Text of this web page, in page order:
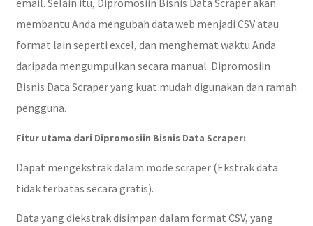
email. Selain itu, Dipromosiin Bisnis Data Scraper akan
membantu Anda mengubah data web menjadi CSV atau
format lain seperti excel, dan menghemat waktu Anda
daripada mengumpulkan secara manual. Dipromosiin
Bisnis Data Scraper yang kuat mudah digunakan dan ramah
pengguna.
Fitur utama dari Dipromosiin Bisnis Data Scraper:
Dapat mengekstrak dalam mode scraper (Ekstrak data
tidak terbatas secara gratis).
Data yang diekstrak disimpan dalam format CSV, yang